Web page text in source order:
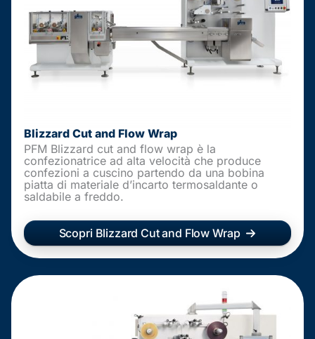
Blizzard Cut and Flow Wrap
PFM Blizzard cut and flow wrap è la
confezionatrice ad alta velocità che produce
confezioni a cuscino partendo da una bobina
piatta di materiale d’incarto termosaldante o
saldabile a freddo.
Scopri Blizzard Cut and Flow Wrap